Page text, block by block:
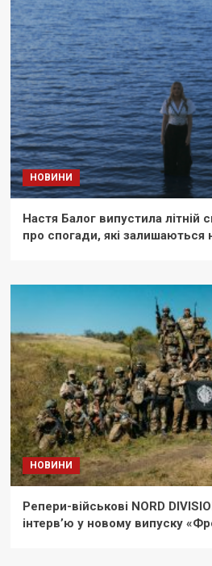
НОВИНИ
Настя Балог випустила літній
про спогади, які залишаються
НОВИНИ
Репери-військові NORD
інтерв’ю у новому випуску